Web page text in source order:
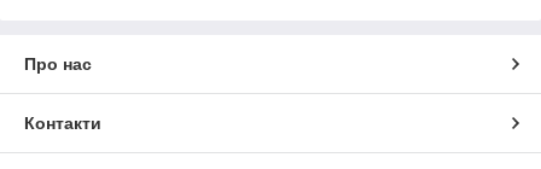
Про нас
Контакти